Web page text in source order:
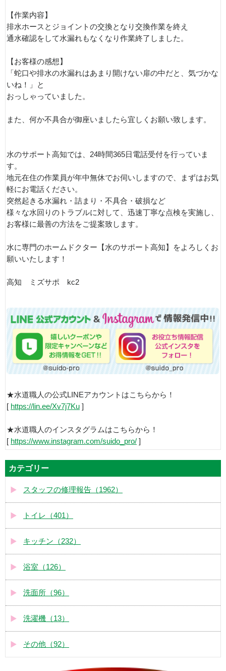
【作業内容】
排水ホースとジョイントの交換となり交換作業を終え
通水確認をして水漏れもなくなり作業終了しました。
【お客様の感想】
「蛇口や排水の水漏れはあまり開けない扉の中だと、気づかな
いね！」と
おっしゃっていました。
また、何か不具合が御座いましたら宜しくお願い致します。
水のサポート高知では、24時間365日電話受付を行っていま
す。
地元在住の作業員が年中無休でお伺いしますので、まずはお気
軽にお電話ください。
突然起きる水漏れ・詰まり・不具合・破損など
様々な水回りのトラブルに対して、迅速丁寧な点検を実施し、
お客様に最善の方法をご提案致します。
水に専門のホームドクター【水のサポート高知】をよろしくお
願いいたします！
高知 ミズサポ kc2
★水道職人の公式LINEアカウントはこちらから！
[ https://lin.ee/Xv7j7Ku ]
★水道職人のインスタグラムはこちらから！
[ https://www.instagram.com/suido_pro/ ]
カテゴリー
スタッフの修理報告（1962）
トイレ（401）
キッチン（232）
浴室（126）
洗面所（96）
洗濯機（13）
その他（92）